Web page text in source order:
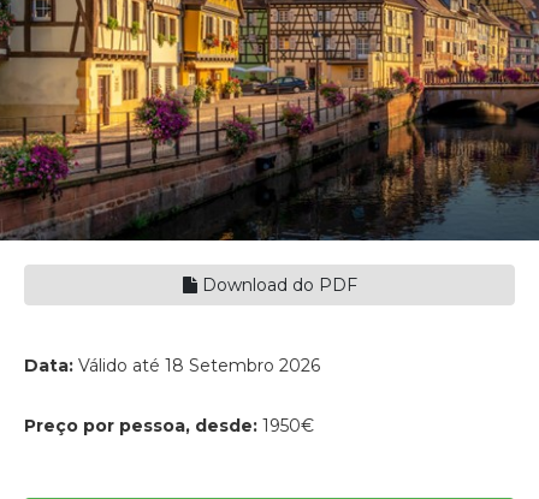
Download do PDF
Data: Válido até 18 Setembro 2026
Preço por pessoa, desde: 1950€